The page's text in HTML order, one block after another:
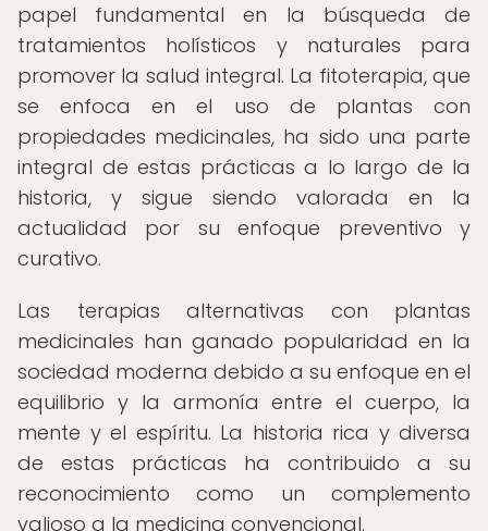
papel fundamental en la búsqueda de
tratamientos holísticos y naturales para
promover la salud integral. La fitoterapia, que
se enfoca en el uso de plantas con
propiedades medicinales, ha sido una parte
integral de estas prácticas a lo largo de la
historia, y sigue siendo valorada en la
actualidad por su enfoque preventivo y
curativo.
Las terapias alternativas con plantas
medicinales han ganado popularidad en la
sociedad moderna debido a su enfoque en el
equilibrio y la armonía entre el cuerpo, la
mente y el espíritu. La historia rica y diversa
de estas prácticas ha contribuido a su
reconocimiento como un complemento
valioso a la medicina convencional.